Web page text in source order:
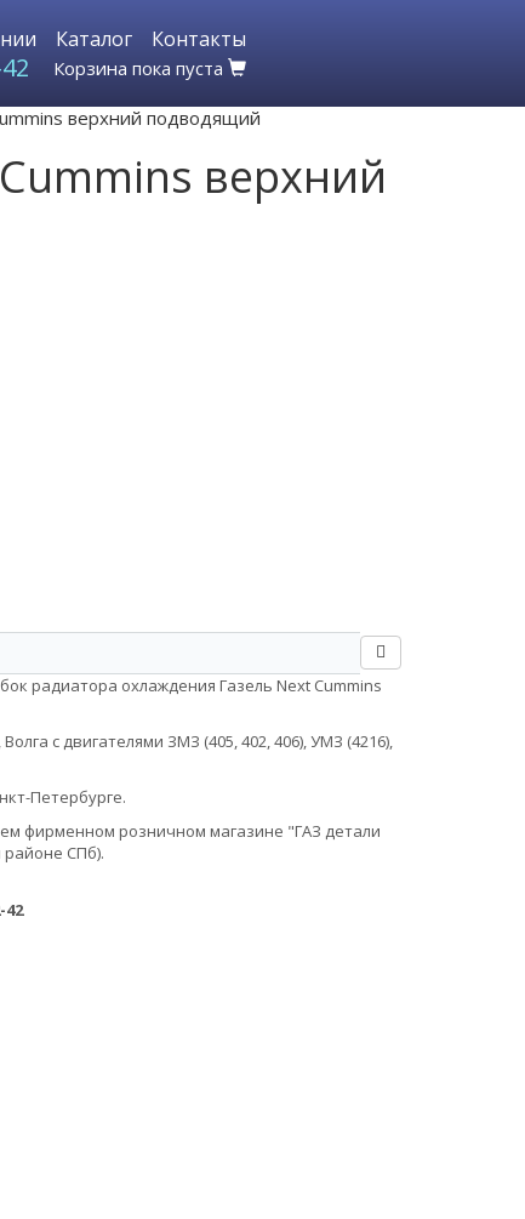
Каталог Контакты
Корзина пока пуста
верхний подводящий
верхний
радиатора охлаждения Газель Next Cummins
с двигателями ЗМЗ (405, 402, 406), УМЗ (4216),
Петербурге.
фирменном розничном магазине "ГАЗ детали
СПб).
42